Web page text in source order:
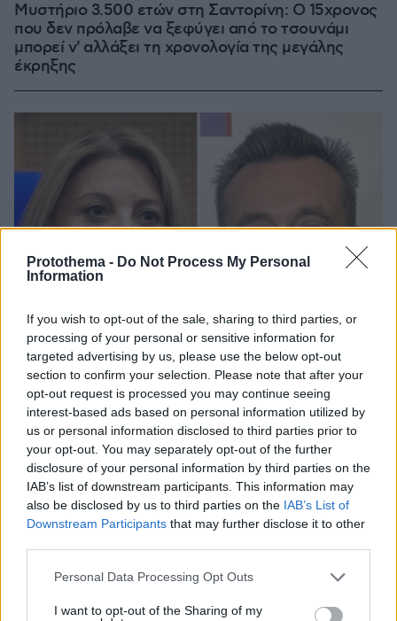
Protothema - Do Not Process My Personal
Information
If you wish to opt-out of the sale, sharing to third parties, or
processing of your personal or sensitive information for
targeted advertising by us, please use the below opt-out
section to confirm your selection. Please note that after your
opt-out request is processed you may continue seeing
interest-based ads based on personal information utilized by
us or personal information disclosed to third parties prior to
your opt-out. You may separately opt-out of the further
disclosure of your personal information by third parties on the
IAB’s list of downstream participants. This information may
also be disclosed by us to third parties on the IAB’s List of
Downstream Participants that may further disclose it to other
Please note that this website/app uses one or more Google
not limited to your visit or usage behaviour. You may click to
Personal Data Processing Opt Outs
I want to opt-out of the Sharing of my
Μυστήριο 3.500 ετών στη Σαντορίνη: Ο 15χρονος
που δεν πρόλαβε να ξεφύγει από το τσουνάμι
μπορεί ν' αλλάξει τη χρονολογία της μεγάλης
έκρηξης
Εγκαταλείπει το κόμμα Καρυστιανού και ο
επιχειρηματίας Νίκος Μπρουτζάκης: Καταγγέλλει
κλειστή κάστα, «λένε προδότες και πληρωμένους
όσους αποχωρούν»